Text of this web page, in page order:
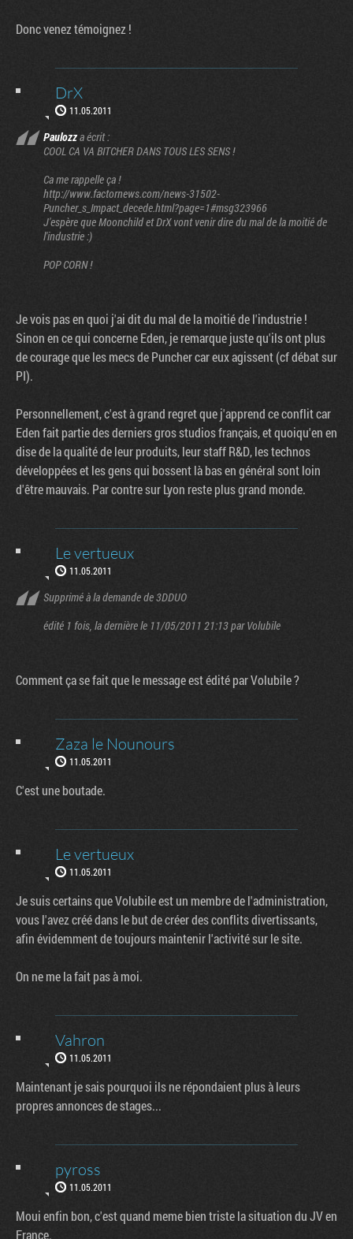
Donc venez témoignez !
DrX
11.05.2011
Paulozza écrit :
COOL CA VA BITCHER DANS TOUS LES SENS !
Ca me rappelle ça !
http://www.factornews.com/news-31502-
Puncher_s_Impact_decede.html?page=1#msg323966
J'espère que Moonchild et DrX vont venir dire du mal de la moitié de
l'industrie :)
POP CORN !
Je vois pas en quoi j'ai dit du mal de la moitié de l'industrie !
Sinon en ce qui concerne Eden, je remarque juste qu'ils ont plus
de courage que les mecs de Puncher car eux agissent (cf débat sur
PI).
Personnellement, c'est à grand regret que j'apprend ce conflit car
Eden fait partie des derniers gros studios français, et quoiqu'en en
dise de la qualité de leur produits, leur staff R&D, les technos
développées et les gens qui bossent là bas en général sont loin
d'être mauvais. Par contre sur Lyon reste plus grand monde.
Le vertueux
11.05.2011
Supprimé à la demande de 3DDUO
édité 1 fois, la dernière le 11/05/2011 21:13 par Volubile
Comment ça se fait que le message est édité par Volubile ?
Zaza le Nounours
11.05.2011
C'est une boutade.
Le vertueux
11.05.2011
Je suis certains que Volubile est un membre de l'administration,
vous l'avez créé dans le but de créer des conflits divertissants,
afin évidemment de toujours maintenir l'activité sur le site.
On ne me la fait pas à moi.
Vahron
11.05.2011
Maintenant je sais pourquoi ils ne répondaient plus à leurs
propres annonces de stages...
pyross
11.05.2011
Moui enfin bon, c'est quand meme bien triste la situation du JV en
France.